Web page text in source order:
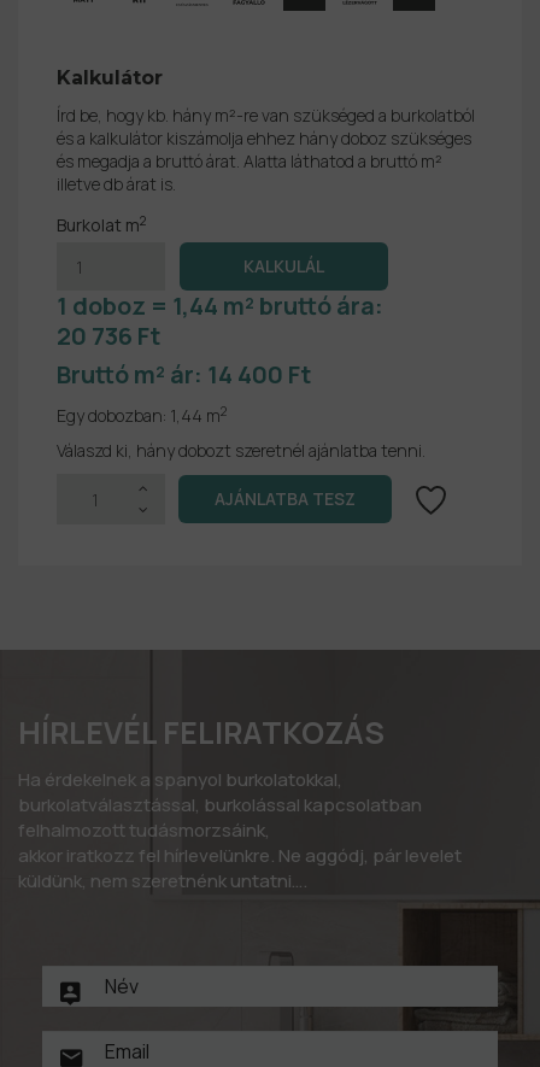
Kalkulátor
Írd be, hogy kb. hány m²-re van szükséged a burkolatból
és a kalkulátor kiszámolja ehhez hány doboz szükséges
és megadja a bruttó árat. Alatta láthatod a bruttó m²
illetve db árat is.
Burkolat m2
1 doboz = 1,44 m² bruttó ára:
20 736 Ft
Bruttó m² ár: 14 400 Ft
Egy dobozban: 1,44 m2
Válaszd ki, hány dobozt szeretnél ajánlatba tenni.
HÍRLEVÉL FELIRATKOZÁS
Ha érdekelnek a spanyol burkolatokkal,
burkolatválasztással, burkolással kapcsolatban
felhalmozott tudásmorzsáink,
akkor iratkozz fel hírlevelünkre. Ne aggódj, pár levelet
küldünk, nem szeretnénk untatni….